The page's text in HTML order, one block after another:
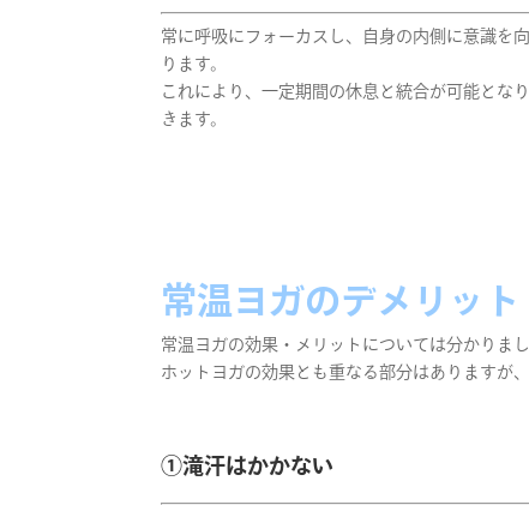
常に呼吸にフォーカスし、自身の内側に意識を
ります。
これにより、一定期間の休息と統合が可能とな
きます。
常温ヨガのデメリット
常温ヨガの効果・メリットについては分かりま
ホットヨガの効果とも重なる部分はありますが
①滝汗はかかない